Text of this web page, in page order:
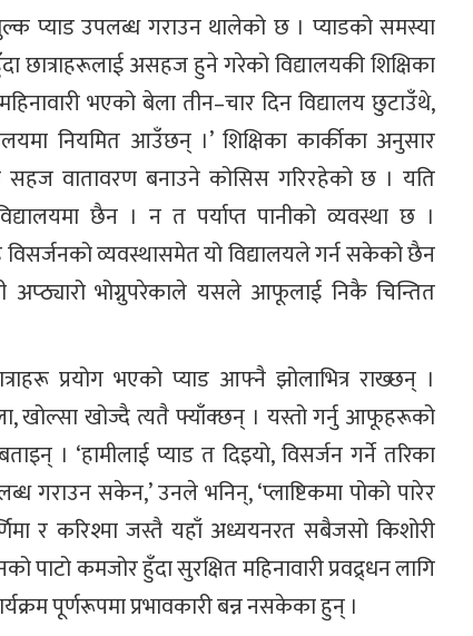
प्याड उपलब्ध गराउन थालेको छ । प्याडको समस्या
छात्राहरूलाई असहज हुने गरेको विद्यालयकी शिक्षिका
भएको बेला तीन–चार दिन विद्यालय छुटाउँथे,
नियमित आउँछन् ।’ शिक्षिका कार्कीका अनुसार
सहज वातावरण बनाउने कोसिस गरिरहेको छ । यति
छैन । न त पर्याप्त पानीको व्यवस्था छ ।
विसर्जनको व्यवस्थासमेत यो विद्यालयले गर्न सकेको छैन
अप्ठ्यारो भोग्नुपरेकाले यसले आफूलाई निकै चिन्तित
प्रयोग भएको प्याड आफ्नै झोलाभित्र राख्छन् ।
खोल्सा खोज्दै त्यतै फ्याँक्छन् । यस्तो गर्नु आफूहरूको
। ‘हामीलाई प्याड त दिइयो, विसर्जन गर्ने तरिका
गराउन सकेन,’ उनले भनिन्, ‘प्लाष्टिकमा पोको पारेर
र करिश्मा जस्तै यहाँ अध्ययनरत सबैजसो किशोरी
पाटो कमजोर हुँदा सुरक्षित महिनावारी प्रवद्र्धन लागि
पूर्णरूपमा प्रभावकारी बन्न नसकेका हुन् ।